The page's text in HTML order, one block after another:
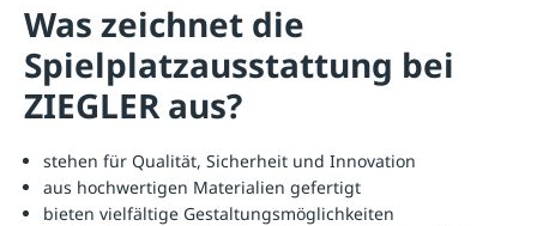
Was zeichnet die
Spielplatzausstattung bei
ZIEGLER aus?
stehen für Qualität, Sicherheit und Innovation
aus hochwertigen Materialien gefertigt
bieten vielfältige Gestaltungsmöglichkeiten